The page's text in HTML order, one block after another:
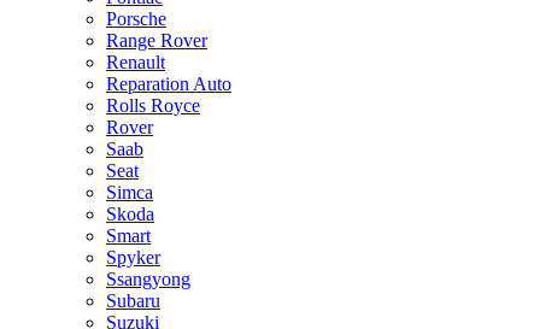
Porsche
Range Rover
Renault
Reparation Auto
Rolls Royce
Rover
Saab
Seat
Simca
Skoda
Smart
Spyker
Ssangyong
Subaru
Suzuki